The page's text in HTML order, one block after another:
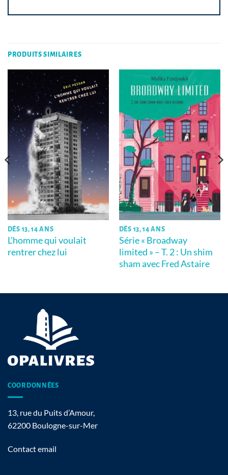
PRODUITS SIMILAIRES
DÈS 13, 14 ANS
L’homme qui voulait
rentrer chez lui
DÈS 13, 14 ANS
Série « Broadway
limited » – T. 2 : Un shim
sham avec Fred Astaire
COORDONNÉES
13, rue du Puits d’Amour,
62200 Boulogne-sur-Mer
Contact email